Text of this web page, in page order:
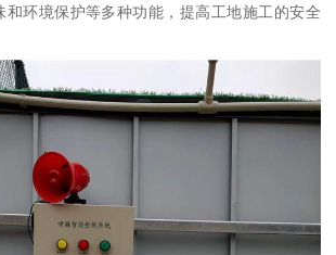
和环境保护等多种功能，提高工地施工的安全